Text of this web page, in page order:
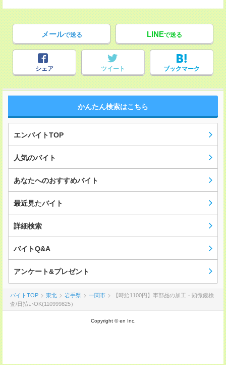
メールで送る LINEで送る
シェア ツイート ブックマーク
かんたん検索はこちら
エンバイトTOP
人気のバイト
あなたへのおすすめバイト
最近見たバイト
詳細検索
バイトQ&A
アンケート&プレゼント
バイトTOP 東北 岩手県 一関市
【時給1100円】車部品の加工・顕微鏡検
査/日払いOK(110999825）
Copyright © en Inc.